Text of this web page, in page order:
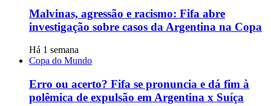
Malvinas, agressão e racismo: Fifa abre
investigação sobre casos da Argentina na Copa
Há 1 semana
Copa do Mundo
Erro ou acerto? Fifa se pronuncia e dá fim à
polêmica de expulsão em Argentina x Suíça